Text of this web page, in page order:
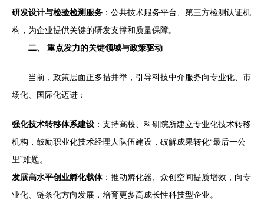
研发设计与检验检测服务 ：公共技术服务平台、第三方检测认证机
构，为企业提供关键的研发支撑和质量保障。
二、 重点发力的关键领域与政策驱动
当前，政策层面正多措并举，引导科技中介服务向专业化、市
场化、国际化迈进：
强化技术转移体系建设 ：支持高校、科研院所建立专业化技术转移
机构，鼓励职业化技术经理人队伍建设，破解成果转化“最后一公
里”难题。
发展高水平创业孵化载体：推动孵化器、众创空间提质增效，向专
业化、链条化方向发展，培育更多高成长性科技型企业。